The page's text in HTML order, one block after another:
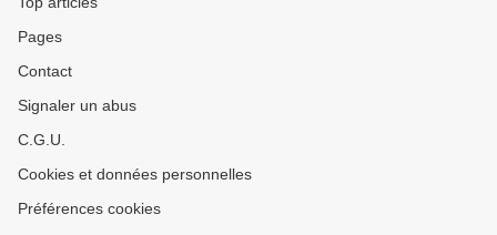
Pages
Contact
Signaler un abus
C.G.U.
Cookies et données personnelles
Préférences cookies